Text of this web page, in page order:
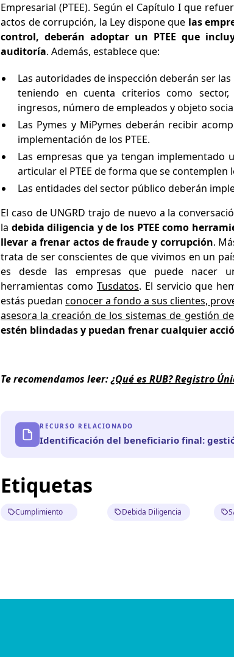
Empresarial (PTEE). Según el Capítulo I que
actos de corrupción, la Ley dispone que las
control, deberán adoptar un PTEE que
auditoría. Además, establece que:
Las autoridades de inspección deberán ser
teniendo en cuenta criterios como
ingresos, número de empleados y objeto
Las Pymes y MiPymes deberán recibir
implementación de los PTEE.
Las empresas que ya tengan implementado
articular el PTEE de forma que se contemplen
Las entidades del sector público deberán
El caso de UNGRD trajo de nuevo a la
la debida diligencia y de los PTEE como
llevar a frenar actos de fraude y corrupción.
trata de ser conscientes de que vivimos en un
es desde las empresas que puede nacer
herramientas como Tusdatos. El servicio que
estás puedanconocer a fondo a sus clientes,
asesora la creación de los sistemas de gestión
estén blindadas y puedan frenar cualquier
Te recomendamos leer:¿Qué es RUB? Registro
RECURSO RELACIONADO
Identificación del beneficiario final:
Etiquetas
Cumplimiento Debida Diligencia